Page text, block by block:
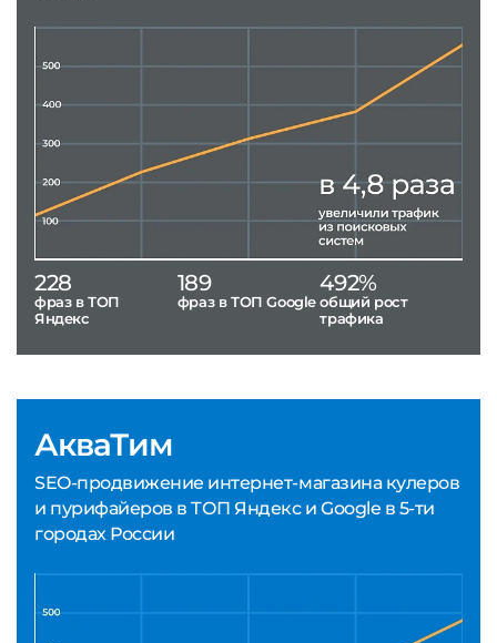
АкваТим
SEO-продвижение интернет-магазина кулеров
и пурифайеров в ТОП Яндекс и Google в 5-ти
городах России
228
фраз в ТОП
Яндекс
189
фраз в ТОП Google
492%
общий рост
трафика